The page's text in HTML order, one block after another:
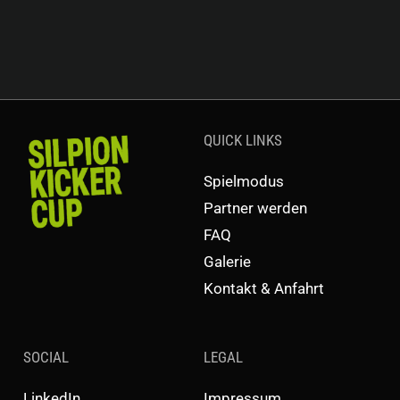
QUICK LINKS
Spielmodus
Partner werden
FAQ
Galerie
Kontakt & Anfahrt
SOCIAL LEGAL